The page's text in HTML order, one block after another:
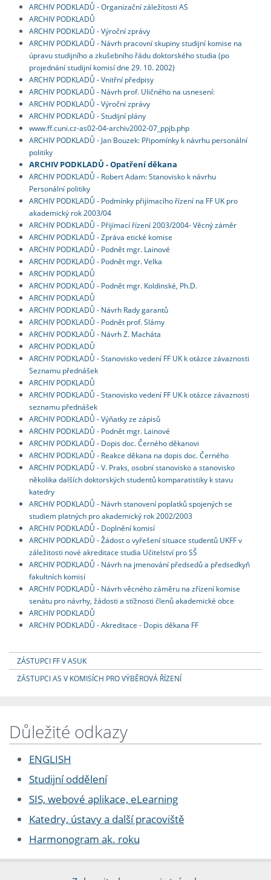
ARCHIV PODKLADŮ - Organizační záležitosti AS
ARCHIV PODKLADŮ
ARCHIV PODKLADŮ - Výroční zprávy
ARCHIV PODKLADŮ - Návrh pracovní skupiny studijní komise na
úpravu studijního a zkušebního řádu doktorského studia (po
projednání studijní komisí dne 29. 10. 2002)
ARCHIV PODKLADŮ - Vnitřní předpisy
ARCHIV PODKLADŮ - Návrh prof. Uličného na usnesení:
ARCHIV PODKLADŮ - Výroční zprávy
ARCHIV PODKLADŮ - Studijní plány
www.ff.cuni.cz-as02-04-archiv2002-07_ppjb.php
ARCHIV PODKLADŮ - Jan Bouzek: Připomínky k návrhu personální
politiky
ARCHIV PODKLADŮ - Opatření děkana
ARCHIV PODKLADŮ - Robert Adam: Stanovisko k návrhu
Personální politiky
ARCHIV PODKLADŮ - Podmínky přijímacího řízení na FF UK pro
akademický rok 2003/04
ARCHIV PODKLADŮ - Přijímací řízení 2003/2004- Věcný záměr
ARCHIV PODKLADŮ - Zpráva etické komise
ARCHIV PODKLADŮ - Podnět mgr. Lainové
ARCHIV PODKLADŮ - Podnět mgr. Velka
ARCHIV PODKLADŮ
ARCHIV PODKLADŮ - Podnět mgr. Koldinské, Ph.D.
ARCHIV PODKLADŮ
ARCHIV PODKLADŮ - Návrh Rady garantů
ARCHIV PODKLADŮ - Podnět prof. Slámy
ARCHIV PODKLADŮ - Návrh Z. Macháta
ARCHIV PODKLADŮ
ARCHIV PODKLADŮ - Stanovisko vedení FF UK k otázce závaznosti
Seznamu přednášek
ARCHIV PODKLADŮ
ARCHIV PODKLADŮ - Stanovisko vedení FF UK k otázce závaznosti
seznamu přednášek
ARCHIV PODKLADŮ - Výňatky ze zápisů
ARCHIV PODKLADŮ - Podnět mgr. Lainové
ARCHIV PODKLADŮ - Dopis doc. Černého děkanovi
ARCHIV PODKLADŮ - Reakce děkana na dopis doc. Černého
ARCHIV PODKLADŮ - V. Praks, osobní stanovisko a stanovisko
několika dalších doktorských studentů komparatistiky k stavu
katedry
ARCHIV PODKLADŮ - Návrh stanovení poplatků spojených se
studiem platných pro akademický rok 2002/2003
ARCHIV PODKLADŮ - Doplnění komisí
ARCHIV PODKLADŮ - Žádost o vyřešení situace studentů UKFF v
záležitosti nové akreditace studia Učitelství pro SŠ
ARCHIV PODKLADŮ - Návrh na jmenování předsedů a předsedkyň
fakultních komisí
ARCHIV PODKLADŮ - Návrh věcného záměru na zřízení komise
senátu pro návrhy, žádosti a stížnosti členů akademické obce
ARCHIV PODKLADŮ
ARCHIV PODKLADŮ - Akreditace - Dopis děkana FF
ZÁSTUPCI FF V ASUK
ZÁSTUPCI AS V KOMISÍCH PRO VÝBĚROVÁ ŘÍZENÍ
Důležité odkazy
ENGLISH
Studijní oddělení
SIS, webové aplikace, eLearning
Katedry, ústavy a další pracoviště
Harmonogram ak. roku